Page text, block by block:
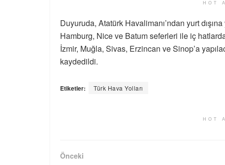
HOT
Duyuruda, Atatürk Havalimanı’ndan yurt
Hamburg, Nice ve Batum seferleri ile iç
İzmir, Muğla, Sivas, Erzincan ve Sinop’a
kaydedildi.
Etiketler: Türk Hava Yolları
HOT
Önceki